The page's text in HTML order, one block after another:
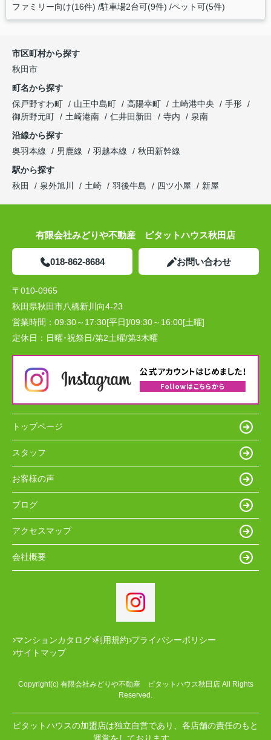
ファミリー向け(16件) 駐車場2台可(9件) ペット可(5件)
市区町村から探す
秋田市
町名から探す
保戸野すわ町
山王中島町 高陽幸町 土崎港中央
手形
御所野元町
土崎港南 仁井田新田 寺内
泉南
沿線から探す
奥羽本線
男鹿線 羽越本線
秋田新幹線
駅から探す
秋田
泉外旭川 土崎 羽後牛島 四ツ小屋 新屋
有限会社みどりや不動産 ピタットハウス秋田店
018-862-8684 お問い合わせ
〒010-0965
秋田県秋田市八橋新川向4-23
営業時間： 09:30～17:30[平日]/09:30～16:00[土曜]
定休日： 日曜･祝祭日/第2土曜/第3木曜
トップページ
スタッフ
お客様の声
ブログ
アクセスマップ
会社概要
マンションカタログ 利用規約 プライバシーポリシー
サイトマップ
Copyright(c) 有限会社みどりや不動産 ピタットハウス秋田店 All Rights
Reserved.
ピタットハウスの加盟店は独立自営であり、各店舗の責任のもと
運営をしております。